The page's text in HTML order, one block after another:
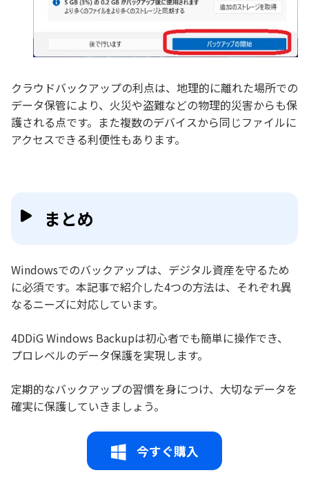
クラウドバックアップの利点は、地理的に離れた場所での
データ保管により、火災や盗難などの物理的災害からも保
護される点です。また複数のデバイスから同じファイルに
アクセスできる利便性もあります。
まとめ
Windowsでのバックアップは、デジタル資産を守るため
に必須です。本記事で紹介した4つの方法は、それぞれ異
なるニーズに対応しています。
4DDiG Windows Backupは初心者でも簡単に操作でき、
プロレベルのデータ保護を実現します。
定期的なバックアップの習慣を身につけ、大切なデータを
確実に保護していきましょう。
今すぐ購入